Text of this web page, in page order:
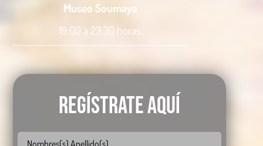
Museo Soumaya
19:00 a 23:30 horas.
Regístrate aquí